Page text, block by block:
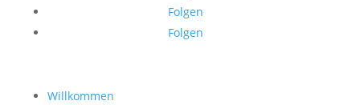
Folgen
Folgen
Willkommen